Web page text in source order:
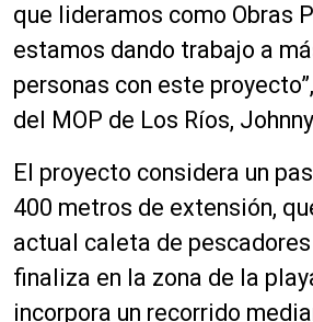
que lideramos como Obras
estamos dando trabajo a
personas con este
del MOP de Los Ríos,
El proyecto considera un
400 metros de extensión,
actual caleta de
finaliza en la zona de la
incorpora un recorrido